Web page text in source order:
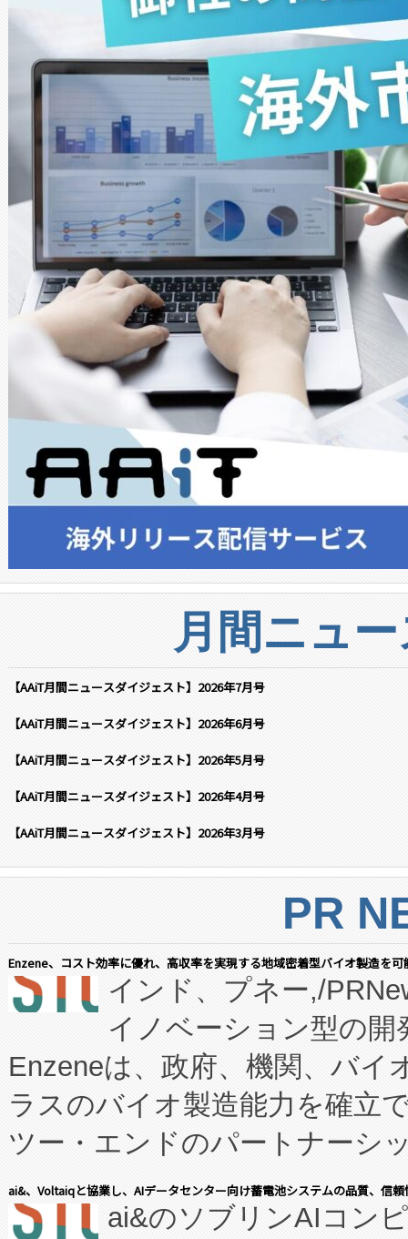
月間ニュ
【AAiT月間ニュースダイジェスト】2026年7月号
【AAiT月間ニュースダイジェスト】2026年6月号
【AAiT月間ニュースダイジェスト】2026年5月号
【AAiT月間ニュースダイジェスト】2026年4月号
【AAiT月間ニュースダイジェスト】2026年3月号
PR
Enzene、コスト効率に優れ、高収率を実現する地域密着型バイオ製造を
インド、プネー,/
イノベーション型の
Enzeneは、政府、機関、バイ
ラスのバイオ製造能力を確立
ツー・エンドのパートナーシ
表しました。 同社の実績ある
manufacturing™ (FCCM™) プ
ai&、Voltaiqと協業し、AIデータセンター向け蓄電池システムの品質、信
ai&のソブリンAIコン